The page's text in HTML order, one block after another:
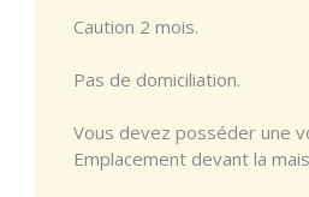
Caution 2 mois.
Pas de domiciliation.
Vous devez posséder une
Emplacement devant la